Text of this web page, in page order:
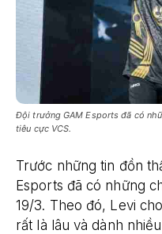
Đội trưởng GAM Esports đã có
tiêu cực VCS.
Trước những tin đồn
Esports đã có những
19/3. Theo đó, Levi
rất là lâu và dành